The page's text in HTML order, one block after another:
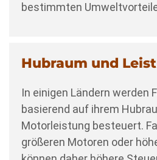
bestimmten
Hubraum und
In einigen Ländern werden
basierend auf ihrem
Motorleistung besteuert.
größeren Motoren oder